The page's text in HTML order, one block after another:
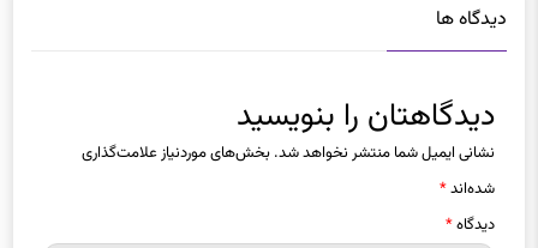
دیدگاه ها
دیدگاهتان را بنویسید
نشانی ایمیل شما منتشر نخواهد شد.
شده‌اند*